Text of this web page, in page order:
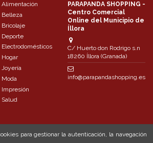
Alimentación
Belleza
Bricolaje
Deporte
Electrodomésticos
Hogar
Joyería
Moda
Impresión
Salud
PARAPANDA SHOPPING -
Centro Comercial
Online del Municipio de
Íllora
C/ Huerto don Rodrigo s.n
18260 Íllora (Granada)
info@parapandashopping.es
para gestionar la autenticación, la navegación